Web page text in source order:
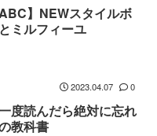
ABC】NEWスタイルボ
ミルフィーユ
2023.04.07 0
一度読んだら絶対に忘れ
教科書